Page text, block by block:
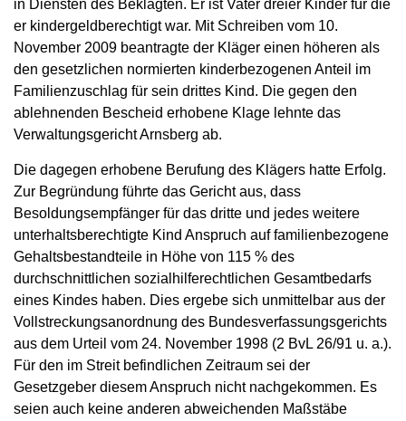
in Diensten des Beklagten. Er ist Vater dreier Kinder für die
er kindergeldberechtigt war. Mit Schreiben vom 10.
November 2009 beantragte der Kläger einen höheren als
den gesetzlichen normierten kinderbezogenen Anteil im
Familienzuschlag für sein drittes Kind. Die gegen den
ablehnenden Bescheid erhobene Klage lehnte das
Verwaltungsgericht Arnsberg ab.
Die dagegen erhobene Berufung des Klägers hatte Erfolg.
Zur Begründung führte das Gericht aus, dass
Besoldungsempfänger für das dritte und jedes weitere
unterhaltsberechtigte Kind Anspruch auf familienbezogene
Gehaltsbestandteile in Höhe von 115 % des
durchschnittlichen sozialhilferechtlichen Gesamtbedarfs
eines Kindes haben. Dies ergebe sich unmittelbar aus der
Vollstreckungsanordnung des Bundesverfassungsgerichts
aus dem Urteil vom 24. November 1998 (2 BvL 26/91 u. a.).
Für den im Streit befindlichen Zeitraum sei der
Gesetzgeber diesem Anspruch nicht nachgekommen. Es
seien auch keine anderen abweichenden Maßstäbe